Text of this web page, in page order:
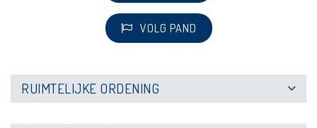
VOLG PAND
RUIMTELIJKE ORDENING